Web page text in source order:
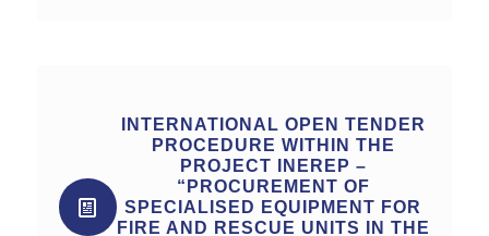
INTERNATIONAL OPEN TENDER
PROCEDURE WITHIN THE
PROJECT INEREP –
“PROCUREMENT OF
SPECIALISED EQUIPMENT FOR
FIRE AND RESCUE UNITS IN THE